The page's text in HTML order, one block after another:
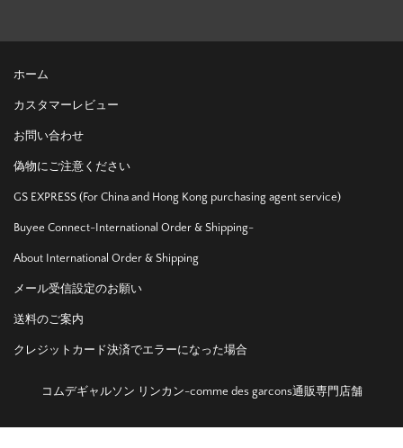
ホーム
カスタマーレビュー
お問い合わせ
偽物にご注意ください
GS EXPRESS (For China and Hong Kong purchasing agent service)
Buyee Connect-International Order & Shipping-
About International Order & Shipping
メール受信設定のお願い
送料のご案内
クレジットカード決済でエラーになった場合
コムデギャルソン リンカン-comme des garcons通販専門店舗